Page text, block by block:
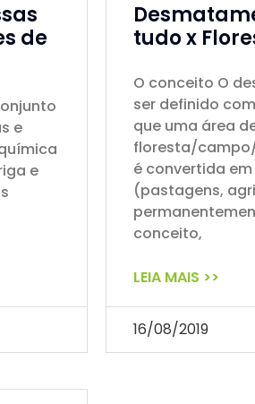
de
e
e
tudo x
O conceito O
ser definido
que uma área
floresta/
é convertida
(pastagens,
conceito,
LEIA MAIS >>
16/08/2019